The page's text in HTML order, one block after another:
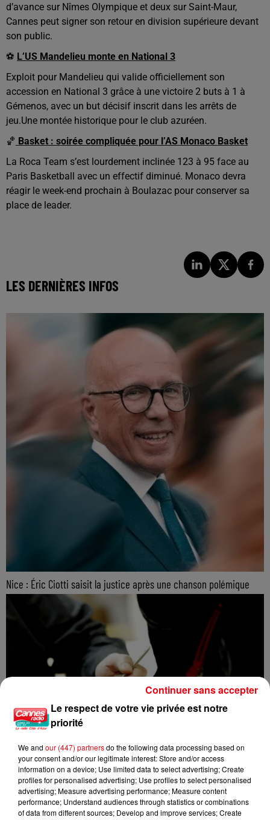
d’avance sur Nîmes Olympique et deux sur Saint-Maur,
Cannes peut signer son retour en division supérieure devant
son public.
⚽ L’US Mandelieu monte en National 3
Exploit pour Mandelieu qui valide officiellement son
accession en National 3 grâce à une victoire 2 buts à 1 à
Gémenos, avec un but décisif inscrit dans les arrêts de
jeu.Une montée historique pour le club azuréen.
🏀 Basket : soirée compliquée pour l’AS Monaco Basket
La Roca Team s’est lourdement inclinée 123 à 95 face au
Paris Basketball avec un effectif diminué. Monaco devra
réagir le week-end prochain à Boulazac pour conserver sa
place de leader.
LES DERNIÈRES INFOS
Nice : Éric Ciotti saisit la justice après une chanson polémique
Le respect de votre vie privée est notre
priorité
We and our (447) partnersdo the following data processing based on
your consent and/or our legitimate interest: Store and/or access
information on a device; Use limited data to select advertising; Create
profiles for personalised advertising; Use profiles to select personalised
advertising; Measure advertising performance; Measure content
performance; Understand audiences through statistics or combinations
of data from different sources; Develop and improve services; Create
Continuer sans accepter